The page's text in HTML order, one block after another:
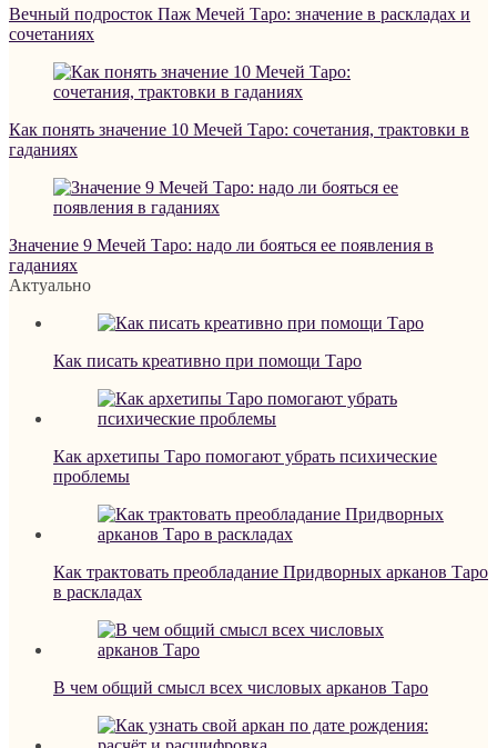
Вечный подросток Паж Мечей Таро: значение в раскладах и
сочетаниях
Как понять значение 10 Мечей Таро: сочетания, трактовки в
гаданиях
Значение 9 Мечей Таро: надо ли бояться ее появления в
гаданиях
Актуально
Как писать креативно при помощи Таро
Как архетипы Таро помогают убрать психические
проблемы
Как трактовать преобладание Придворных арканов Таро
в раскладах
В чем общий смысл всех числовых арканов Таро